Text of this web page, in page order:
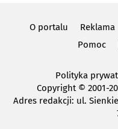
O portalu Reklama
Pomoc
Polityka
Copyright© 2001-
Adres redakcji: ul.